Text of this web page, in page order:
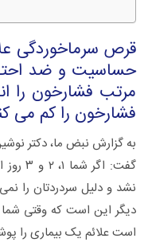
قرص سرماخوردگی
حساسیت و ضد
مرتب فشارخون را
فشارخون را کم می
به گزارش نبض ما، دکتر
گفت:
نشد و دلیل سردردتان را
دیگر این است که وقتی
است علائم یک بیماری را